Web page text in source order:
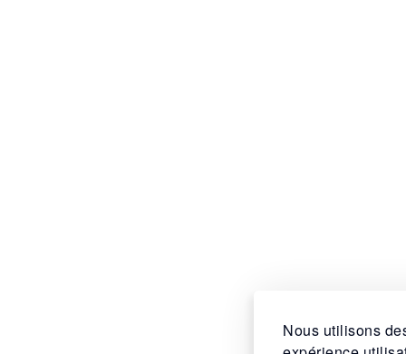
Nous utilisons